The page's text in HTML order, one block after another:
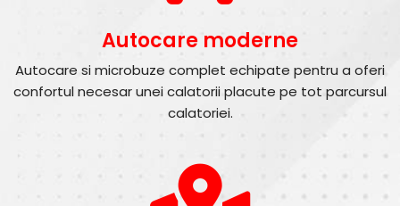
Autocare moderne
Autocare si microbuze complet echipate pentru a oferi
confortul necesar unei calatorii placute pe tot parcursul
calatoriei.